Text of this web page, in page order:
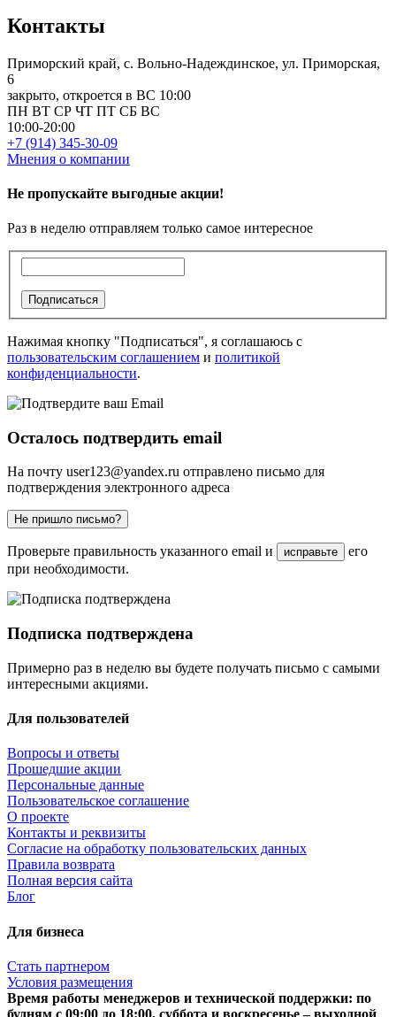
Контакты
Приморский край, с. Вольно-Надеждинское, ул. Приморская,
6
закрыто, откроется в ВС 10:00
ПН ВТ СР ЧТ ПТ СБ ВС
10:00-20:00
+7 (914) 345-30-09
Мнения о компании
Не пропускайте выгодные акции!
Раз в неделю отправляем только самое интересное
Подписаться
Нажимая кнопку "Подписаться", я соглашаюсь с
пользовательским соглашением и политикой
конфиденциальности.
Осталось подтвердить email
На почту user123@yandex.ru отправлено письмо для
подтверждения электронного адреса
Не пришло письмо?
Проверьте правильность указанного email и исправьте
его
при необходимости.
Подписка подтверждена
Примерно раз в неделю вы будете получать письмо с самыми
интересными акциями.
Для пользователей
Вопросы и ответы
Прошедшие акции
Персональные данные
Пользовательское соглашение
О проекте
Контакты и реквизиты
Согласие на обработку пользовательских данных
Правила возврата
Полная версия сайта
Блог
Для бизнеса
Стать партнером
Условия размещения
Время работы менеджеров и технической поддержки: по
будням с 09:00 до 18:00, суббота и воскресенье – выходной